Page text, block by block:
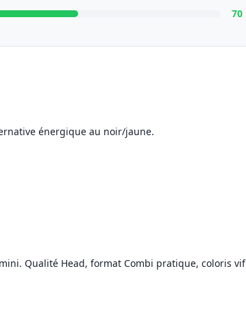
70
énergique au noir/jaune.
Qualité Head, format Combi pratique, coloris